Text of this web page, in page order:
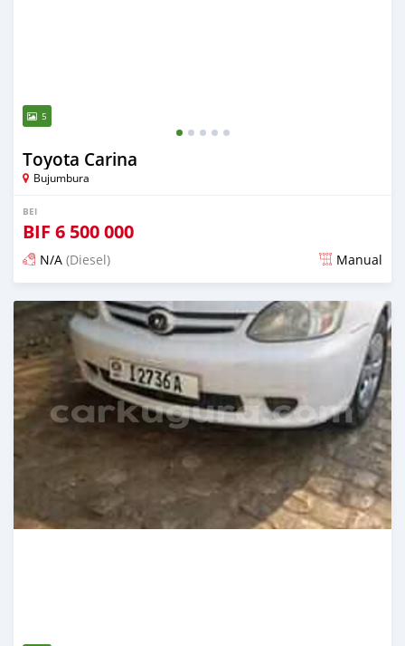
5
Toyota Carina
Bujumbura
BEI
BIF 6 500 000
N/A (Diesel) Manual
Ilitangazwa karibia miaka 6 iliopita